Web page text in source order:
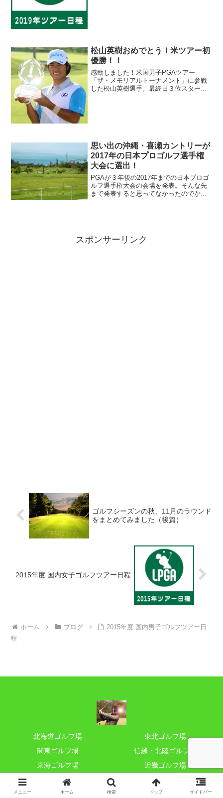
松山英樹おめでとう！米ツアー初
優勝！！
感動しました！米国男子PGAツアー
「ザ・メモリアルトーナメント」に参戦
した松山英樹選手。最終日３位スタート
思い出の沖縄・喜瀬カントリーが
2017年の日本プロゴルフ選手権
大会に選出！
PGAが３年後の2017年までの日本プロゴ
ルフ選手権大会の会場を発表。そんな先
まで発表すると思ってなかったのでかな
スポンサーリンク
ゴルフシーズンの秋、11月のラウンド
をまとめてみました（後篇）
2015年度 国内女子ゴルフツアー日程
ホーム ブログ
2015年度 国内男子ゴルフツアー日
程
北海道ゴルフ場
東北ゴルフ場
関東ゴルフ場
信越・北陸ゴルフ場
東海ゴルフ場
近畿ゴルフ場
中国地方ゴルフ場
四国ゴルフ場
お薦めサイト
Contact Us
メニュー ホーム 検索 トップ サイドバー